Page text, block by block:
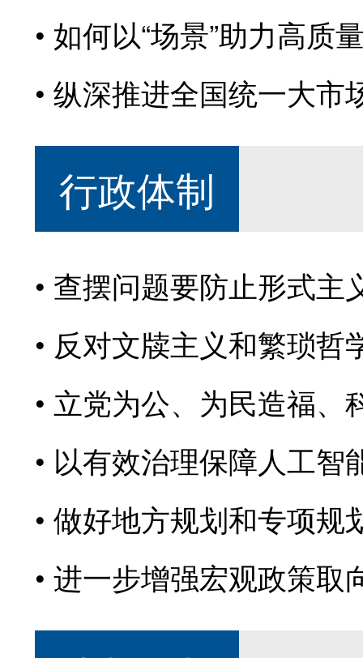
如何以“场景”助力高质
纵深推进全国统一大市
行政体制
查摆问题要防止形式主
反对文牍主义和繁琐哲
立党为公、为民造福、
以有效治理保障人工智
做好地方规划和专项规
进一步增强宏观政策取